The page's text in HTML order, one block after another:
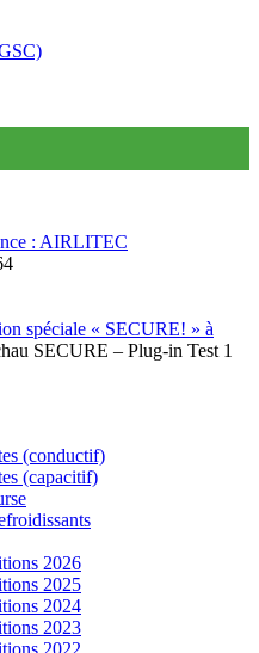
: AIRLITEC
spéciale « SECURE! » à
SECURE – Plug-in Test 1
(conductif)
(capacitif)
2026
2025
2024
2023
2022